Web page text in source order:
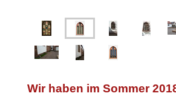
Wir haben im Sommer